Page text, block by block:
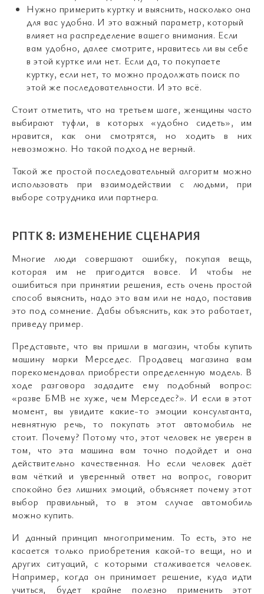
Нужно примерить куртку и выяснить, насколько она
для вас удобна. И это важный параметр, который
влияет на распределение вашего внимания. Если
вам удобно, далее смотрите, нравитесь ли вы себе
в этой куртке или нет. Если да, то покупаете
куртку, если нет, то можно продолжать поиск по
этой же последовательности. И это всё.
Стоит отметить, что на третьем шаге, женщины часто
выбирают туфли, в которых «удобно сидеть», им
нравится, как они смотрятся, но ходить в них
невозможно. Но такой подход не верный.
Такой же простой последовательный алгоритм можно
использовать при взаимодействии с людьми, при
выборе сотрудника или партнера.
РПТК 8: ИЗМЕНЕНИЕ СЦЕНАРИЯ
Многие люди совершают ошибку, покупая вещь,
которая им не пригодится вовсе. И чтобы не
ошибиться при принятии решения, есть очень простой
способ выяснить, надо это вам или не надо, поставив
это под сомнение. Дабы объяснить, как это работает,
приведу пример.
Представьте, что вы пришли в магазин, чтобы купить
машину марки Мерседес. Продавец магазина вам
порекомендовал приобрести определенную модель. В
ходе разговора зададите ему подобный вопрос:
«разве БМВ не хуже, чем Мерседес?». И если в этот
момент, вы увидите какие-то эмоции консультанта,
невнятную речь, то покупать этот автомобиль не
стоит. Почему? Потому что, этот человек не уверен в
том, что эта машина вам точно подойдет и она
действительно качественная. Но если человек даёт
вам чёткий и уверенный ответ на вопрос, говорит
спокойно без лишних эмоций, объясняет почему этот
выбор правильный, то в этом случае автомобиль
можно купить.
И данный принцип многоприменим. То есть, это не
касается только приобретения какой-то вещи, но и
других ситуаций, с которыми сталкивается человек.
Например, когда он принимает решение, куда идти
учиться, будет крайне полезно применить этот